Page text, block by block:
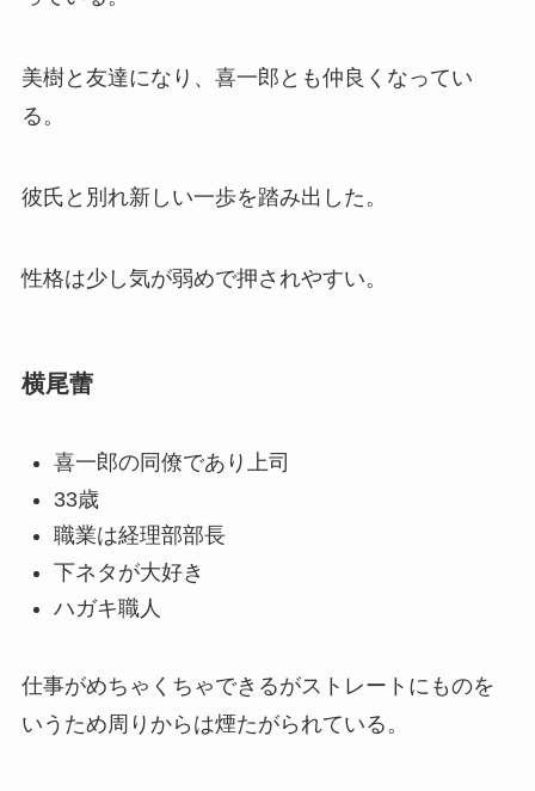
美樹と友達になり、喜一郎とも仲良くなってい
る。
彼氏と別れ新しい一歩を踏み出した。
性格は少し気が弱めで押されやすい。
横尾蕾
喜一郎の同僚であり上司
33歳
職業は経理部部長
下ネタが大好き
ハガキ職人
仕事がめちゃくちゃできるがストレートにものを
いうため周りからは煙たがられている。